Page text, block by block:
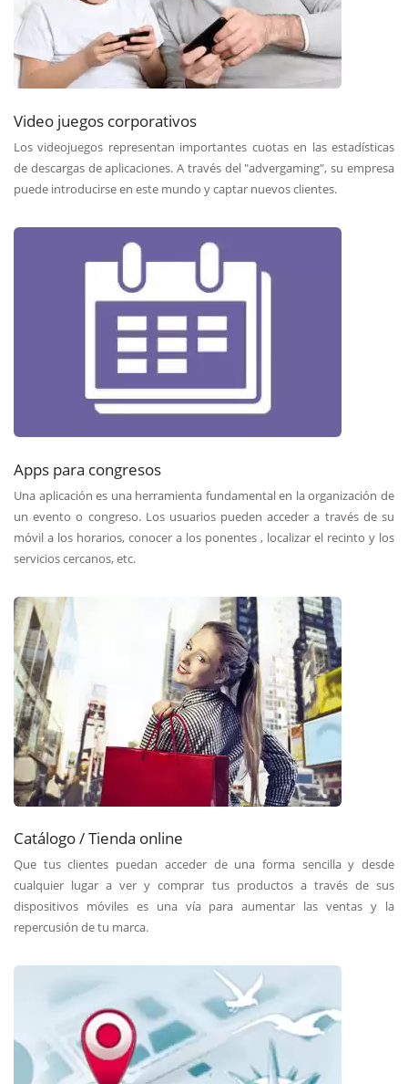
Video juegos corporativos
Los videojuegos representan importantes cuotas en las estadísticas
de descargas de aplicaciones. A través del "advergaming", su empresa
puede introducirse en este mundo y captar nuevos clientes.
Apps para congresos
Una aplicación es una herramienta fundamental en la organización de
un evento o congreso. Los usuarios pueden acceder a través de su
móvil a los horarios, conocer a los ponentes , localizar el recinto y los
servicios cercanos, etc.
Catálogo / Tienda online
Que tus clientes puedan acceder de una forma sencilla y desde
cualquier lugar a ver y comprar tus productos a través de sus
dispositivos móviles es una vía para aumentar las ventas y la
repercusión de tu marca.